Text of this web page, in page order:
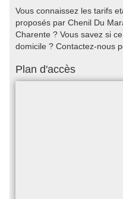
Vous connaissez les tarifs
proposés par Chenil Du
Charente ? Vous savez si
domicile ? Contactez-nous
Plan d'accès